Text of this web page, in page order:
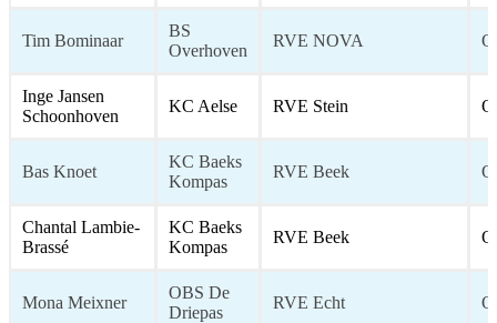
Tim Bominaar
BS
Overhoven
RVE NOVA
Inge Jansen
Schoonhoven
KC Aelse RVE Stein
Bas Knoet
KC Baeks
Kompas
RVE Beek
Chantal Lambie-
Brassé
KC Baeks
Kompas
RVE Beek
Mona Meixner
OBS De
Driepas
RVE Echt